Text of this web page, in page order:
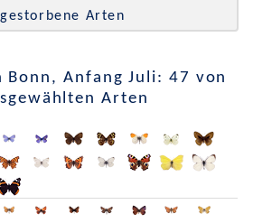
Arten
Bonn, Anfang Juli: 47 von
Arten